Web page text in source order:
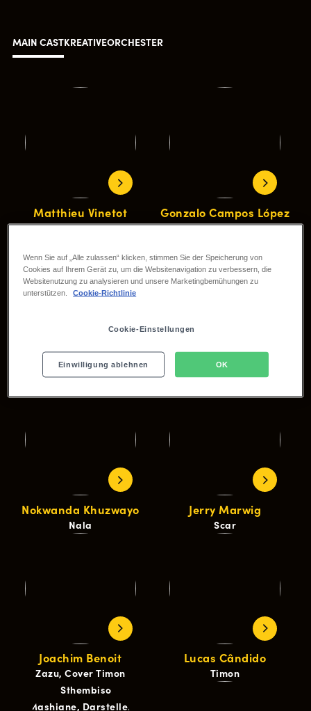
MAIN CASTKREATIVEORCHESTER
Matthieu Vinetot
Mufasa
Gonzalo Campos López
Simba
Bongiwe Malunga
Rafiki
Kayla Briana Pierce
Sarabi
Nokwanda Khuzwayo
Nala
Jerry Marwig
Scar
Joachim Benoit
Zazu, Cover Timon
Lucas Cândido
Timon
Wenn Sie auf „Alle zulassen“ klicken, stimmen Sie der Speicherung von
Cookies auf Ihrem Gerät zu, um die Websitenavigation zu verbessern, die
Websitenutzung zu analysieren und unsere Marketingbemühungen zu
unterstützen.
Cookie-Richtlinie
Cookie-Einstellungen
Einwilligung ablehnen OK